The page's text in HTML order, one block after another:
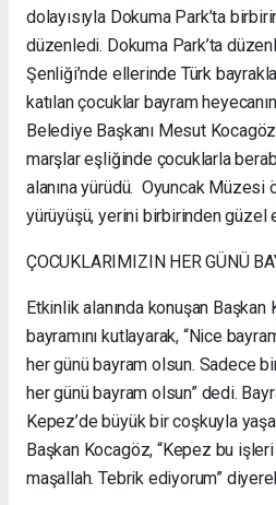
dolayısıyla Dokuma Park’ta
düzenledi. Dokuma Park’ta
Şenliği’nde ellerinde Türk
katılan çocuklar bayram
Belediye Başkanı Mesut
marşlar eşliğinde çocuklarla
alanına yürüdü. Oyuncak Müzesi
yürüyüşü, yerini birbirinden güzel
ÇOCUKLARIMIZIN HER GÜNÜ
Etkinlik alanında konuşan
bayramını kutlayarak, “Nice
her günü bayram olsun. Sadece
her günü bayram olsun” dedi.
Kepez’de büyük bir coşkuyla
Başkan Kocagöz, “Kepez bu işleri
maşallah. Tebrik ediyorum” diyerek